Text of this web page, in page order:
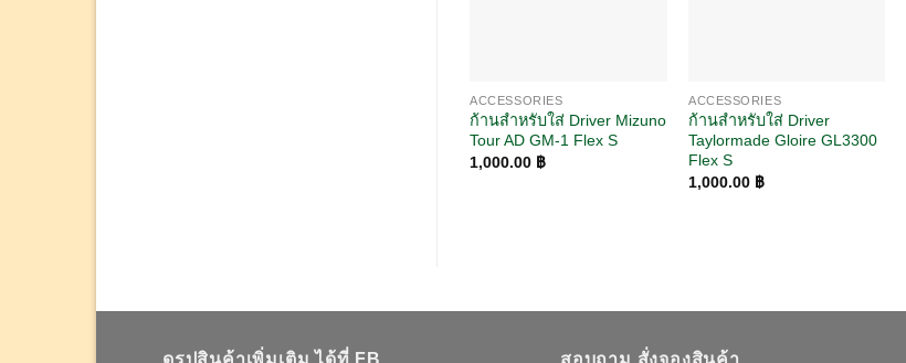
ACCESSORIES
ก้านสำหรับใส่ Driver Mizuno
Tour AD GM-1 Flex S
1,000.00 ฿
ACCESSORIES
ก้านสำหรับใส่ Driver
Taylormade Gloire GL3300
Flex S
1,000.00 ฿
ดูรูปสินค้าเพิ่มเติม ได้ที่ FB สอบถาม สั่งจองสินค้า